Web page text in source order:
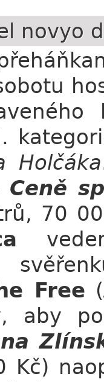
novyo
Holčáka
Ceně
70
Free (
aby
Kč)